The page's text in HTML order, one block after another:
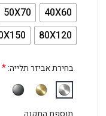
40X60
50X70
80X120
בחירת אביזר תלייה:*